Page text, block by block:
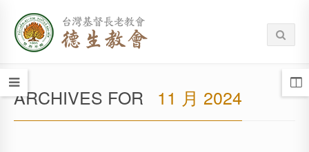
ARCHIVES FOR 11 月 2024